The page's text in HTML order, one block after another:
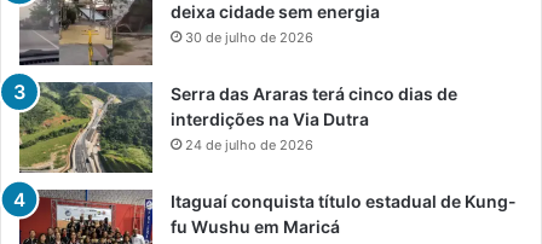
deixa cidade sem energia
30 de julho de 2026
Serra das Araras terá cinco dias de
interdições na Via Dutra
24 de julho de 2026
Itaguaí conquista título estadual de Kung-
fu Wushu em Maricá